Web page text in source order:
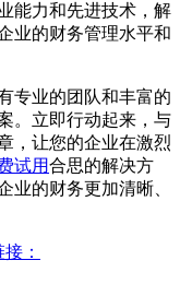
能力和先进技术，解
业的财务管理水平和
专业的团队和丰富的
。立即行动起来，与
，让您的企业在激烈
试用合思的解决方
业的财务更加清晰、
：